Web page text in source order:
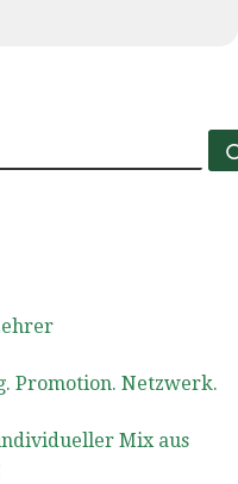
Promotion. Netzwerk.
Mix aus